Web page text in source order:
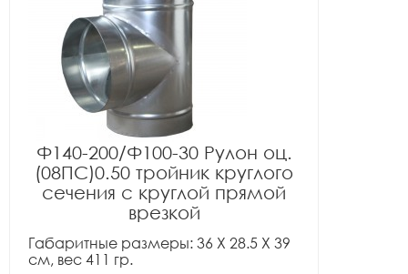
Ф140-200/Ф100-30 Рулон оц.
(08ПС)0.50 тройник круглого
сечения с круглой прямой
врезкой
Габаритные размеры: 36 X 28.5 X 39
см, вес 411 гр.